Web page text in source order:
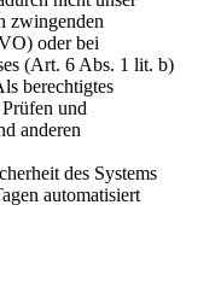
zwingenden
oder bei
(Art. 6 Abs. 1 lit. b)
berechtigtes
und
anderen
des Systems
automatisiert